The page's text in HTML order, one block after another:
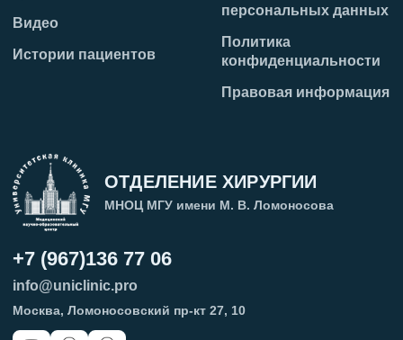
Видео
Истории пациентов
персональных данных
Политика
конфиденциальности
Правовая информация
ОТДЕЛЕНИЕ ХИРУРГИИ
МНОЦ МГУ имени М. В. Ломоносова
+7 (967)136 77 06
info@uniclinic.pro
Москва, Ломоносовский пр-кт 27, 10